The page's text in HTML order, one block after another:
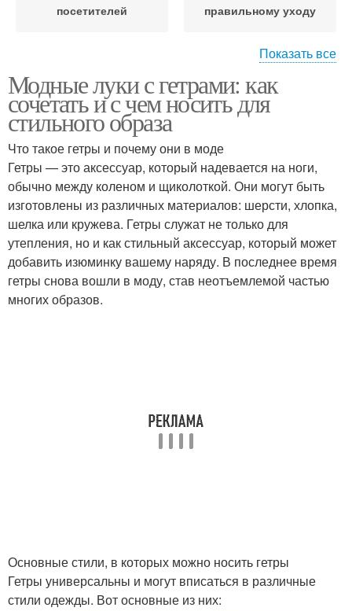
посетителей
правильному уходу
Советы от косметолога Полезные свойства
Показать все
Модные луки с гетрами: как
сочетать и с чем носить для
стильного образа
Что такое гетры и почему они в моде
Гетры — это аксессуар, который надевается на ноги,
обычно между коленом и щиколоткой. Они могут быть
изготовлены из различных материалов: шерсти, хлопка,
шелка или кружева. Гетры служат не только для
утепления, но и как стильный аксессуар, который может
добавить изюминку вашему наряду. В последнее время
гетры снова вошли в моду, став неотъемлемой частью
многих образов.
Основные стили, в которых можно носить гетры
Гетры универсальны и могут вписаться в различные
стили одежды. Вот основные из них: